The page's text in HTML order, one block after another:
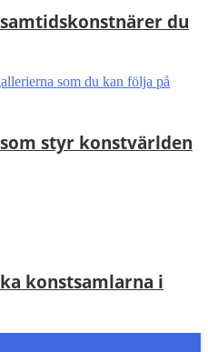
du
styr konstvärlden
konstsamlarna i